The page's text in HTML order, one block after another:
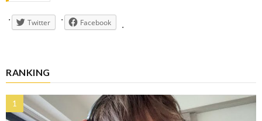
Twitter Facebook
RANKING